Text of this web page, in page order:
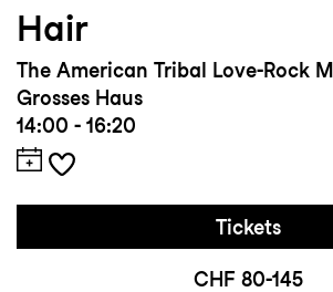
Hair
The American Tribal Love-Rock
Grosses Haus
14:00 - 16:20
Tickets
CHF 80-145